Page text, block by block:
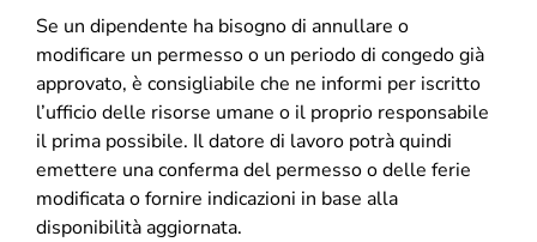
Se un dipendente ha bisogno di annullare o
modificare un permesso o un periodo di congedo già
approvato, è consigliabile che ne informi per iscritto
l’ufficio delle risorse umane o il proprio responsabile
il prima possibile. Il datore di lavoro potrà quindi
emettere una conferma del permesso o delle ferie
modificata o fornire indicazioni in base alla
disponibilità aggiornata.